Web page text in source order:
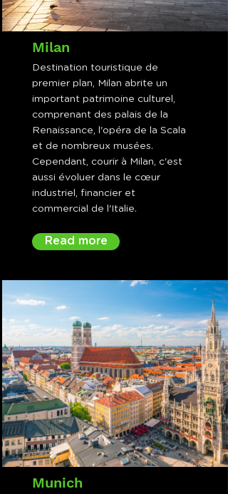
Milan
Destination touristique de
premier plan, Milan abrite un
important patrimoine culturel,
comprenant des palais de la
Renaissance, l'opéra de la Scala
et de nombreux musées.
Cependant, courir à Milan, c'est
aussi évoluer dans le cœur
industriel, financier et
commercial de l'Italie.
Read more
Munich